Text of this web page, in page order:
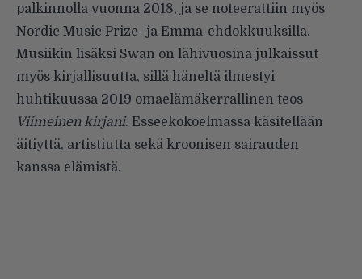
palkinnolla vuonna 2018, ja se noteerattiin myös
Nordic Music Prize- ja Emma-ehdokkuuksilla.
Musiikin lisäksi Swan on lähivuosina julkaissut
myös kirjallisuutta, sillä häneltä ilmestyi
huhtikuussa 2019 omaelämäkerrallinen teos
Viimeinen kirjani. Esseekokoelmassa käsitellään
äitiyttä, artistiutta sekä kroonisen sairauden
kanssa elämistä.